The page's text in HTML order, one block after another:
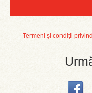
Termeni și condiții